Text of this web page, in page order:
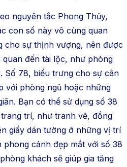
nguyên tắc Phong Thủy,
con số này vô cùng quan
cho sự thịnh vượng, nên được
đến tài lộc, như phòng
Số 78, biểu trưng cho sự cân
với phòng ngủ hoặc những
Bạn có thể sử dụng số 38
trí, như tranh vẽ, đồng
giấy dán tường ở những vị trí
phong cảnh đẹp mắt với số 38
khách sẽ giúp gia tăng